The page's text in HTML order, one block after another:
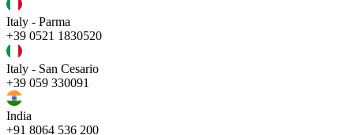
Italy - Parma
+39 0521 1830520
Italy - San Cesario
+39 059 330091
India
+91 8064 536 200